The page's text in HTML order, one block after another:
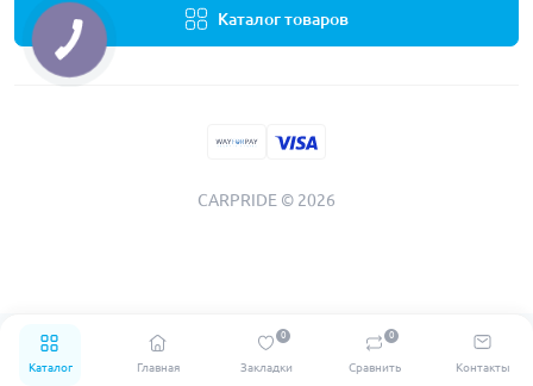
Каталог Главная Закладки
0
Сравнить
0
Контакты
Каталог товаров
CARPRIDE © 2026